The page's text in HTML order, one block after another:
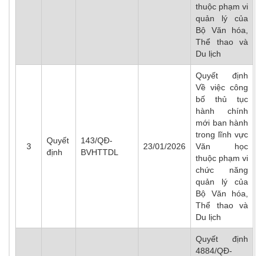
thuộc phạm vi
quản lý của
Bộ Văn hóa,
Thể thao và
Du lịch
3
Quyết
định
143/QĐ-
BVHTTDL
23/01/2026
Quyết định
Về việc công
bố thủ tục
hành chính
mới ban hành
trong lĩnh vực
Văn học
thuộc phạm vi
chức năng
quản lý của
Bộ Văn hóa,
Thể thao và
Du lịch
Quyết định
4884/QĐ-